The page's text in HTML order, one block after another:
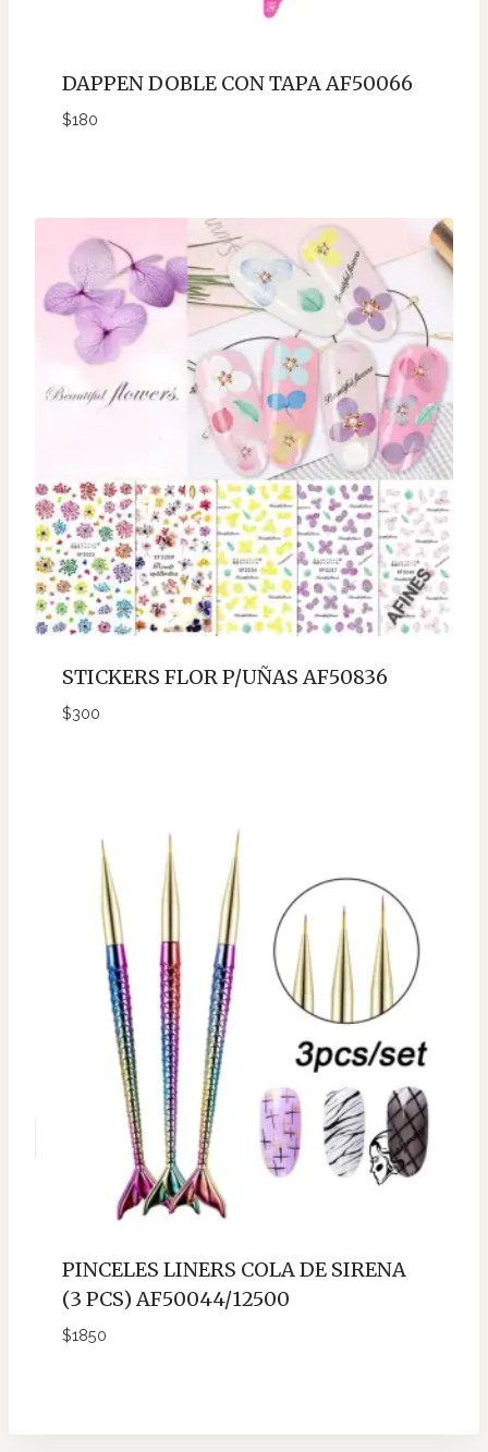
DAPPEN DOBLE CON TAPA AF50066
$180
STICKERS FLOR P/UÑAS AF50836
$300
PINCELES LINERS COLA DE SIRENA
(3 PCS) AF50044/12500
$1850